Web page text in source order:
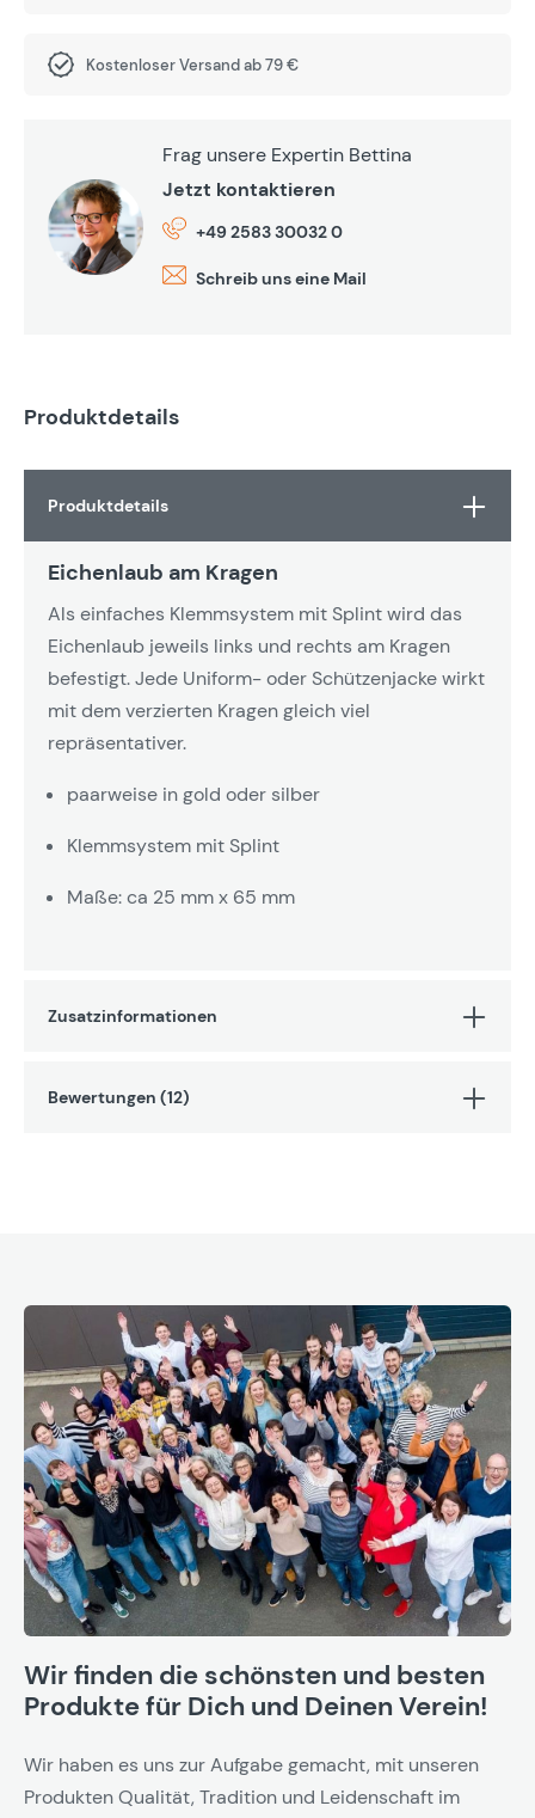
Kostenloser Versand ab 79 €
Frag unsere Expertin Bettina
Jetzt kontaktieren
+49 2583 30032 0
Schreib uns eine Mail
Produktdetails
Produktdetails
Eichenlaub am Kragen
Als einfaches Klemmsystem mit Splint wird das
Eichenlaub jeweils links und rechts am Kragen
befestigt. Jede Uniform- oder Schützenjacke wirkt
mit dem verzierten Kragen gleich viel
repräsentativer.
paarweise in gold oder silber
Klemmsystem mit Splint
Maße: ca 25 mm x 65 mm
Zusatzinformationen
Bewertungen (12)
Wir finden die schönsten und besten
Produkte für Dich und Deinen Verein!
Wir haben es uns zur Aufgabe gemacht, mit unseren
Produkten Qualität, Tradition und Leidenschaft im